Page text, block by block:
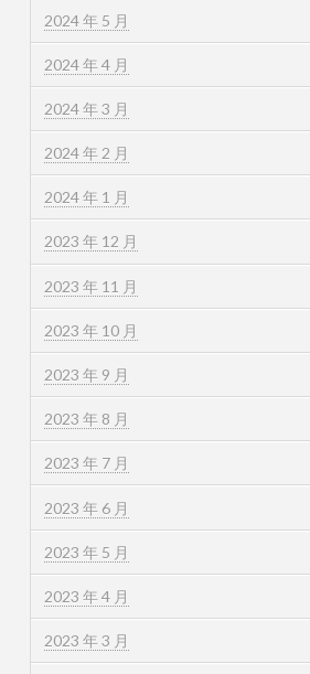
2024 年 5 月
2024 年 4 月
2024 年 3 月
2024 年 2 月
2024 年 1 月
2023 年 12 月
2023 年 11 月
2023 年 10 月
2023 年 9 月
2023 年 8 月
2023 年 7 月
2023 年 6 月
2023 年 5 月
2023 年 4 月
2023 年 3 月